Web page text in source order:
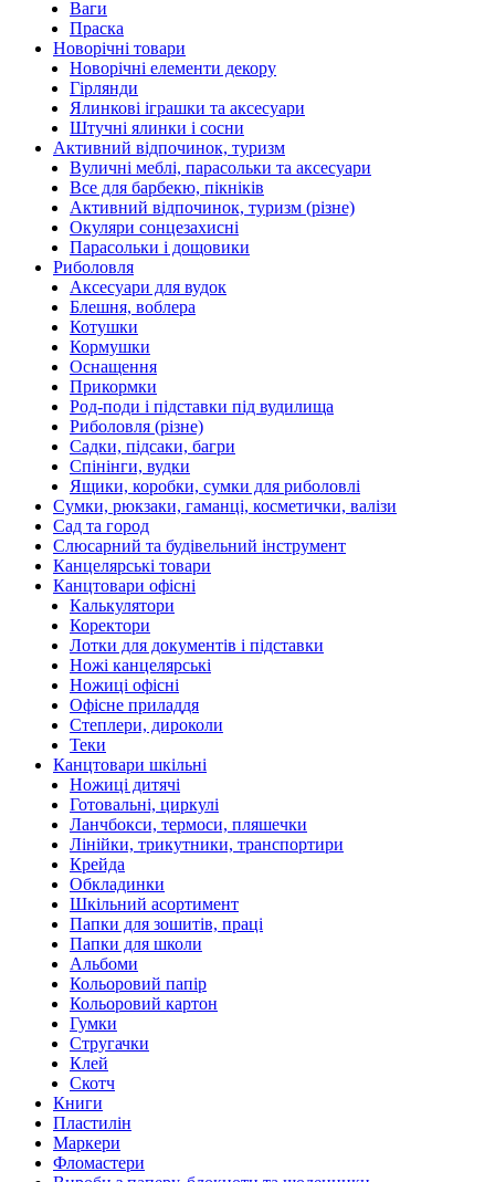
Ваги
Праска
Новорічні товари
Новорічні елементи декору
Гірлянди
Ялинкові іграшки та аксесуари
Штучні ялинки і сосни
Активний відпочинок, туризм
Вуличні меблі, парасольки та аксесуари
Все для барбекю, пікніків
Активний відпочинок, туризм (різне)
Окуляри сонцезахисні
Парасольки і дощовики
Риболовля
Аксесуари для вудок
Блешня, воблера
Котушки
Кормушки
Оснащення
Прикормки
Род-поди і підставки під вудилища
Риболовля (різне)
Садки, підсаки, багри
Спінінги, вудки
Ящики, коробки, сумки для риболовлі
Сумки, рюкзаки, гаманці, косметички, валізи
Сад та город
Слюсарний та будівельний інструмент
Канцелярські товари
Канцтовари офісні
Калькулятори
Коректори
Лотки для документів і підставки
Ножі канцелярські
Ножиці офісні
Офісне приладдя
Степлери, дироколи
Теки
Канцтовари шкільні
Ножиці дитячі
Готовальні, циркулі
Ланчбокси, термоси, пляшечки
Лінійки, трикутники, транспортири
Крейда
Обкладинки
Шкільний асортимент
Папки для зошитів, праці
Папки для школи
Альбоми
Кольоровий папір
Кольоровий картон
Гумки
Стругачки
Клей
Скотч
Книги
Пластилін
Маркери
Фломастери